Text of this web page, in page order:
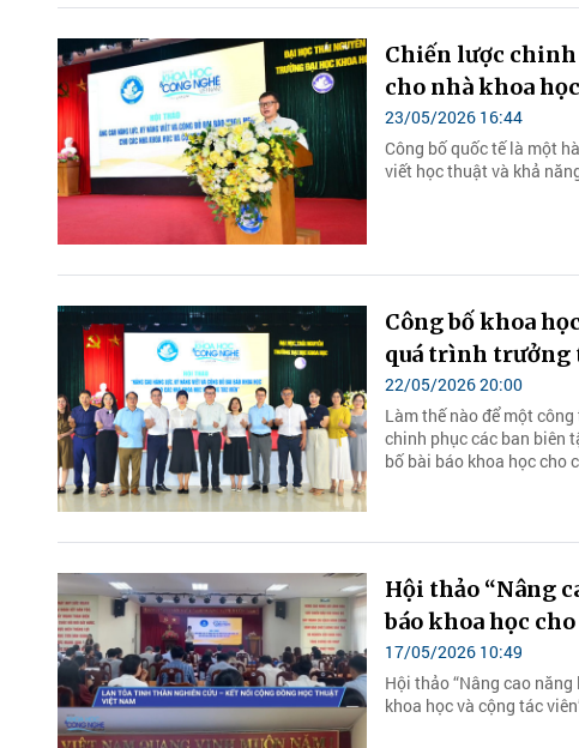
Chiến lược
cho nhà khoa
23/05/2026 16:44
Công bố quốc tế là một
viết học thuật và khả
Công bố khoa
quá trình trưởng
22/05/2026 20:00
Làm thế nào để một
chinh phục các ban biên
bố bài báo khoa học cho
Hội thảo “Nâng
báo khoa học
17/05/2026 10:49
Hội thảo “Nâng cao
khoa học và cộng tác